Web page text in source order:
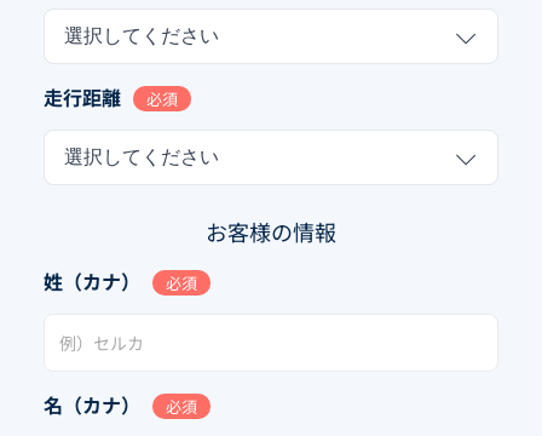
選択してください
走行距離 必須
選択してください
お客様の情報
姓（カナ） 必須
名（カナ） 必須